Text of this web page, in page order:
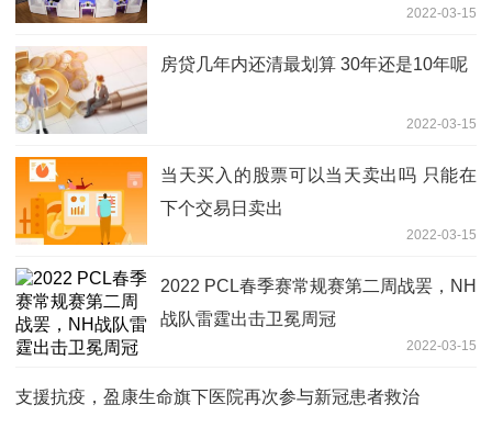
2022-03-15
房贷几年内还清最划算 30年还是10年呢
2022-03-15
当天买入的股票可以当天卖出吗 只能在
下个交易日卖出
2022-03-15
2022 PCL春季赛常规赛第二周战罢，NH
战队雷霆出击卫冕周冠
2022-03-15
支援抗疫，盈康生命旗下医院再次参与新冠患者救治